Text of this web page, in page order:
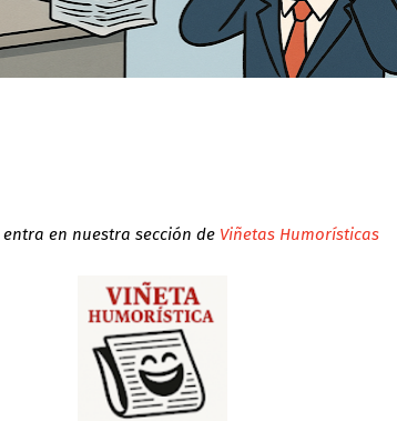
entra en nuestra sección de Viñetas Humorísticas